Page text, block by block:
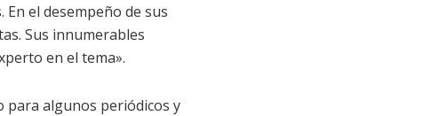
el desempeño de sus
Sus innumerables
en el tema».
para algunos periódicos y